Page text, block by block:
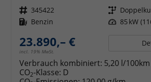
Fahrzeugnr. 345422 Getriebe
Kraftstoff Benzin Leistung 85 kW
23.890,– €
incl. 19% MwSt.
Verbrauch kombiniert: 5,20 l/100km
CO2-Klasse: D